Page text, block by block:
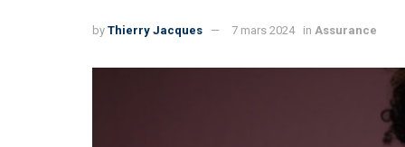
by Thierry Jacques 7 mars 2024 in Assurance